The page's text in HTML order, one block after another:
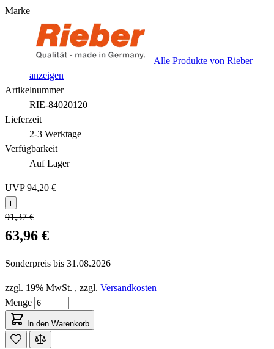
Marke
Alle Produkte von Rieber
anzeigen
Artikelnummer
RIE-84020120
Lieferzeit
2-3 Werktage
Verfügbarkeit
Auf Lager
UVP94,20 €
i
91,37 €
63,96 €
Sonderpreis bis 31.08.2026
zzgl. 19% MwSt. , zzgl. Versandkosten
Menge
In den Warenkorb